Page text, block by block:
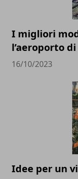
I migliori
l’aeroporto
16/10/2023
Idee per un